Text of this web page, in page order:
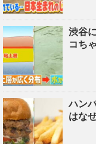
渋谷
コち
ハン
はな